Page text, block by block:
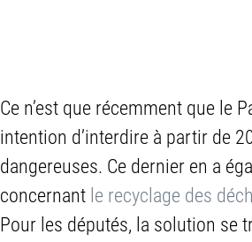
Ce n’est que récemment que le
intention d’interdire à partir de
dangereuses. Ce dernier en a
concernant le recyclage des
Pour les députés, la solution se